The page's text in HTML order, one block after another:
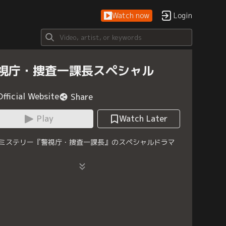
Watch now Login
庁・捜査一課長スペシャル
Website
Share
Play
Watch Later
ステリー『警視庁・捜査一課長』のスペシャルドラマ